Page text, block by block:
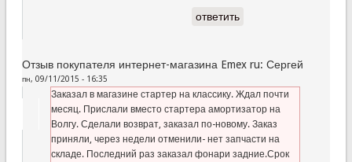
ответить
Отзыв покупателя интернет-магазина Emex ru: Сергей
пн, 09/11/2015 - 16:35
Заказал в магазине стартер на классику. Ждал почти
месяц. Прислали вместо стартера амортизатор на
Волгу. Сделали возврат, заказал по-новому. Заказ
приняли, через недели отменили- нет запчасти на
складе. Последний раз заказал фонари задние.Срок